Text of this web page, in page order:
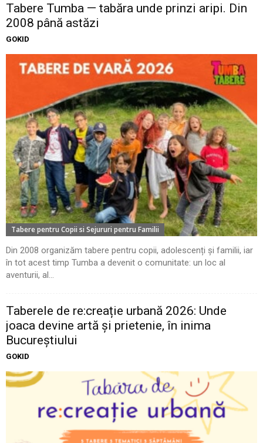
Tabere Tumba — tabăra unde prinzi aripi. Din
2008 până astăzi
GOKID
Tabere pentru Copii si Sejururi pentru Familii
Din 2008 organizăm tabere pentru copii, adolescenți și familii, iar
în tot acest timp Tumba a devenit o comunitate: un loc al
aventurii, al...
Taberele de re:creație urbană 2026: Unde
joaca devine artă și prietenie, în inima
Bucureștiului
GOKID